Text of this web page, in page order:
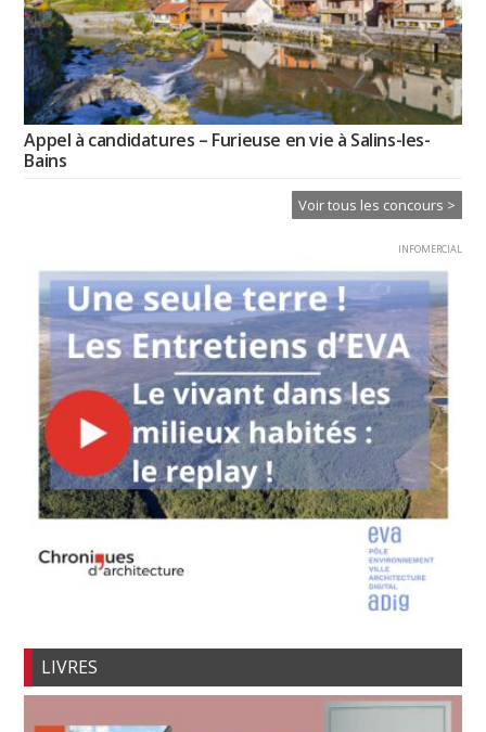
Appel à candidatures – Furieuse en vie à Salins-les-
Bains
Voir tous les concours >
INFOMERCIAL
LIVRES